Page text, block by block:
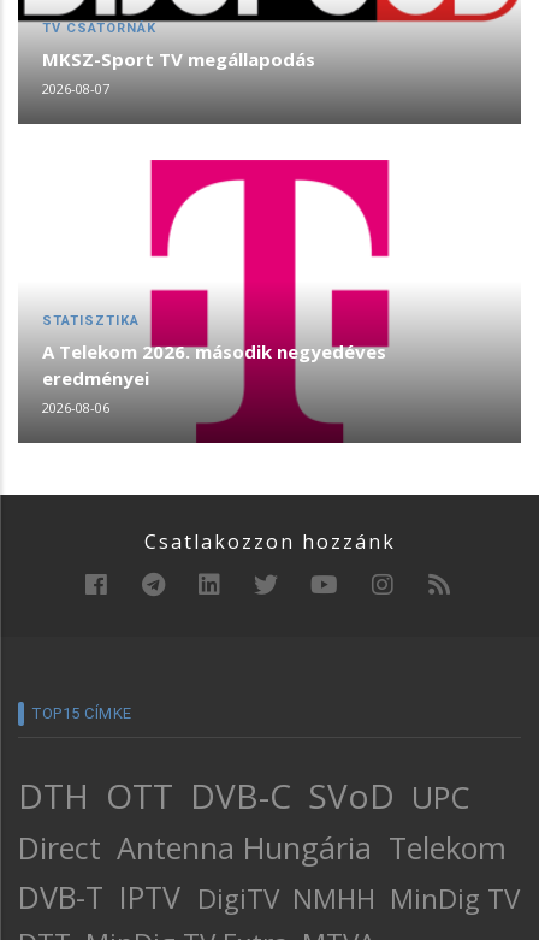
TV CSATORNÁK
MKSZ-Sport TV megállapodás
2026-08-07
STATISZTIKA
A Telekom 2026. második negyedéves
eredményei
2026-08-06
Csatlakozzon hozzánk
TOP15 CÍMKE
DTH OTT DVB-C SVoD UPC
Direct Antenna Hungária Telekom
DVB-T IPTV DigiTV NMHH MinDig TV